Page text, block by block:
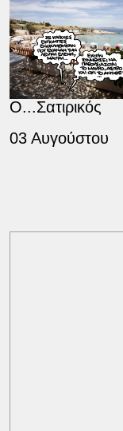
Ο...Σατιρικός
03 Αυγούστου